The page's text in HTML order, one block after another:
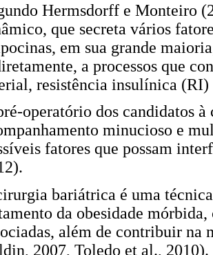
Hermsdorff e Monteiro
que secreta vários
em sua grande
a processos que
resistência insulínica
operatório dos candidatos
minucioso e
fatores que possam
bariátrica é uma
da obesidade
além de contribuir
2007, Toledo et al., 2010).